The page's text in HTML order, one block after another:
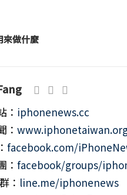
來做什麼
： iphonenews.cc
：
facebook.com/
： facebook/groups/
： line.me/iphonenews